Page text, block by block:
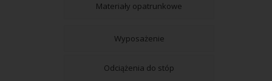
Materiały opatrunkowe
Wyposażenie
Odciążenia do stóp